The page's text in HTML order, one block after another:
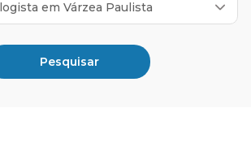
Pesquisar